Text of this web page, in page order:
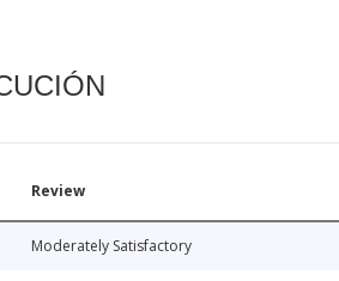
Review
Moderately Satisfactory